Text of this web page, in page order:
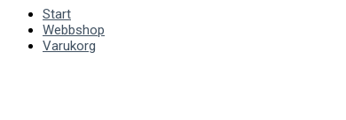
Start
Webbshop
Varukorg